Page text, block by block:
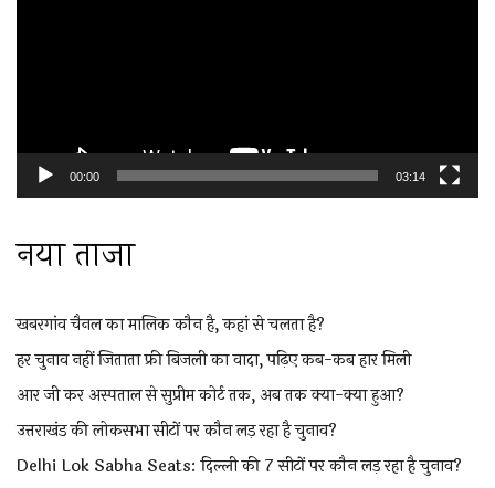
00:00 03:14
नया ताजा
खबरगांव चैनल का मालिक कौन है, कहां से चलता है?
हर चुनाव नहीं जिताता फ्री बिजली का वादा, पढ़िए कब-कब हार मिली
आर जी कर अस्पताल से सुप्रीम कोर्ट तक, अब तक क्या-क्या हुआ?
उत्तराखंड की लोकसभा सीटों पर कौन लड़ रहा है चुनाव?
Delhi Lok Sabha Seats: दिल्ली की 7 सीटों पर कौन लड़ रहा है चुनाव?